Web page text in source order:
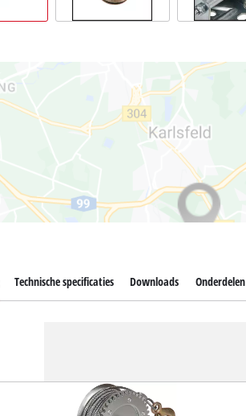
Technische specificaties Downloads Onderdelen